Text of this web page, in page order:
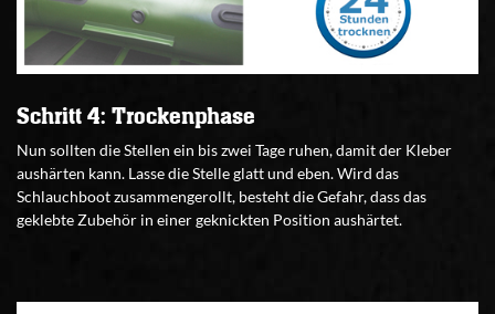
Schritt 4: Trockenphase
Nun sollten die Stellen ein bis zwei Tage ruhen, damit der Kleber
aushärten kann. Lasse die Stelle glatt und eben. Wird das
Schlauchboot zusammengerollt, besteht die Gefahr, dass das
geklebte Zubehör in einer geknickten Position aushärtet.